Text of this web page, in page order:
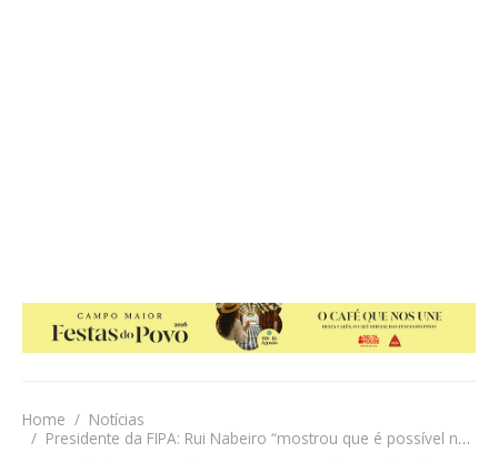
Home
Notícias
Presidente da FIPA: Rui Nabeiro “mostrou que é possível no interior de Portugal, criar e gerir um grupo empresarial líder”